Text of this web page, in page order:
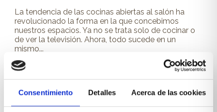
Consentimiento Detalles Acerca de las cookies
La tendencia de las cocinas abiertas al salón ha
revolucionado la forma en la que concebimos
nuestros espacios. Ya no se trata solo de cocinar o
de ver la televisión. Ahora, todo sucede en un
mismo...
Leer más